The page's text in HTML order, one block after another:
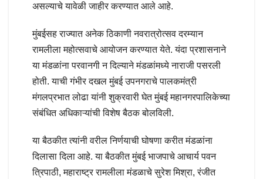
असल्याचे यावेळी जाहीर करण्यात आले आहे.
मुंबईसह राज्यात अनेक ठिकाणी नवरात्रोत्सव दरम्यान
रामलीला महोत्सवाचे आयोजन करण्यात येते. यंदा प्रशासनाने
या मंडळांना परवानगी न दिल्याने मंडळांमध्ये नाराजी पसरली
होती. याची गंभीर दखल मुंबई उपनगराचे पालकमंत्री
मंगलप्रभात लोढा यांनी शुक्रवारी घेत मुंबई महानगरपालिकेच्या
संबंधित अधिकाऱ्यांची विशेष बैठक बोलविली.
या बैठकीत त्यांनी वरील निर्णयाची घोषणा करीत मंडळांना
दिलासा दिला आहे. या बैठकीत मुंबई भाजपाचे आचार्य पवन
त्रिपाठी, महाराष्ट्र रामलीला मंडळाचे सुरेश मिश्रा, रंजीत